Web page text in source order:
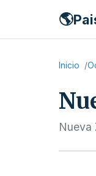
🌎
Inicio
Nueva